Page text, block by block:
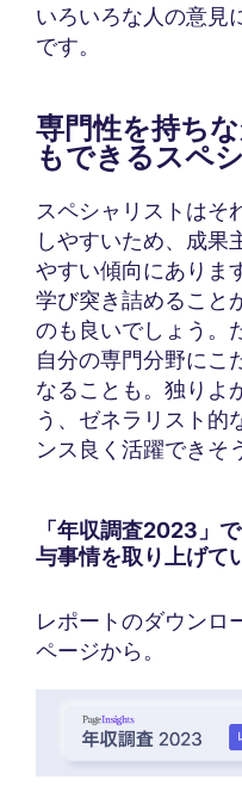
いろいろな人の意見
です。
専門性を持ち
もできるスペ
スペシャリストはそ
しやすいため、成果
やすい傾向にありま
学び突き詰めること
のも良いでしょう。
自分の専門分野にこ
なることも。独りよ
う、ゼネラリスト的
ンス良く活躍できそ
「年収調査2023」
与事情を取り上げて
レポートのダウンロ
ページから。